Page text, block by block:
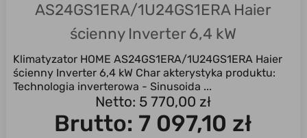
AS24GS1ERA/1U24GS1ERA Haier
ścienny Inverter 6,4 kW
Klimatyzator HOME AS24GS1ERA/1U24GS1ERA Haier
ścienny Inverter 6,4 kW Char akterystyka produktu:
Technologia inverterowa - Sinusoida ...
Netto: 5 770,00 zł
Brutto: 7 097,10 zł